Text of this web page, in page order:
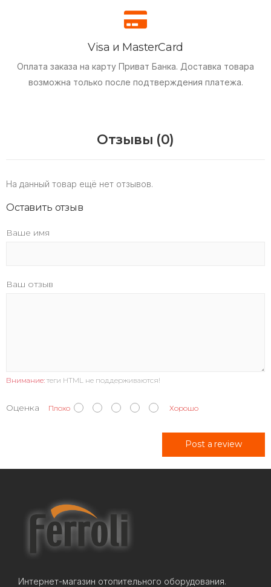
Visa и MasterCard
Оплата заказа на карту Приват Банка. Доставка товара
возможна только после подтверждения платежа.
Отзывы (0)
На данный товар ещё нет отзывов.
Оставить отзыв
Ваше имя
Ваш отзыв
Внимание: теги HTML не поддерживаются!
Оценка Плохо Хорошо
Post a review
Интернет-магазин отопительного оборудования.